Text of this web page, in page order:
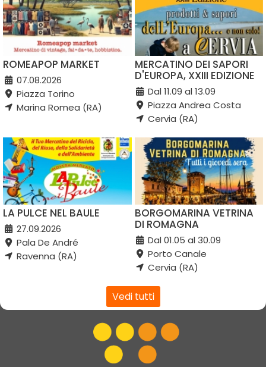
ROMEAPOP MARKET
07.08.2026
Piazza Torino
Marina Romea (RA)
MERCATINO DEI SAPORI
D'EUROPA, XXIII EDIZIONE
Dal 11.09 al 13.09
Piazza Andrea Costa
Cervia (RA)
LA PULCE NEL BAULE
27.09.2026
Pala De André
Ravenna (RA)
BORGOMARINA VETRINA
DI ROMAGNA
Dal 01.05 al 30.09
Porto Canale
Cervia (RA)
Vedi tutti